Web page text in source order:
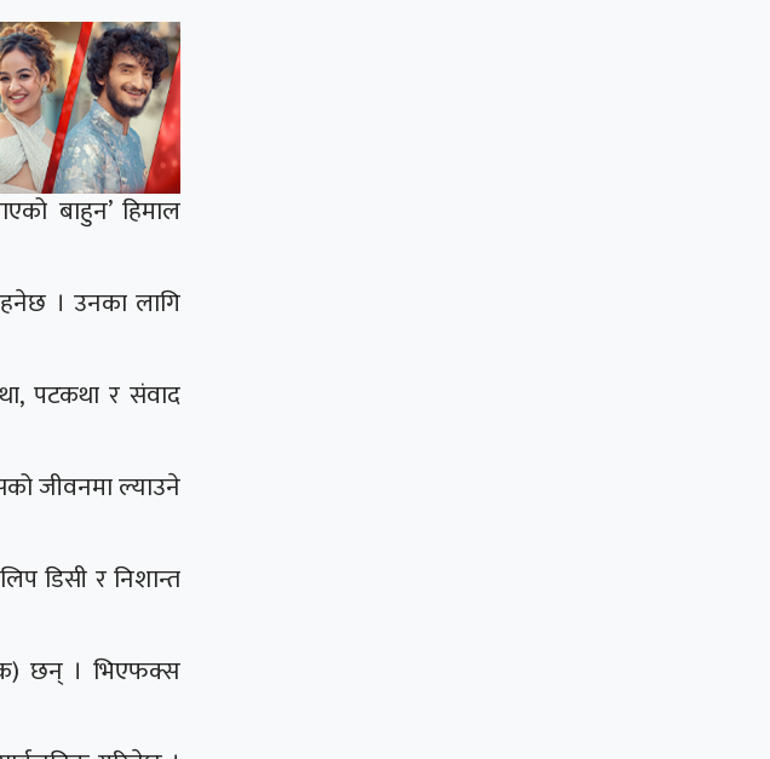
बाहुन’ हिमाल
। उनका लागि
पटकथा र संवाद
जीवनमा ल्याउने
डिसी र निशान्त
छन् । भिएफक्स